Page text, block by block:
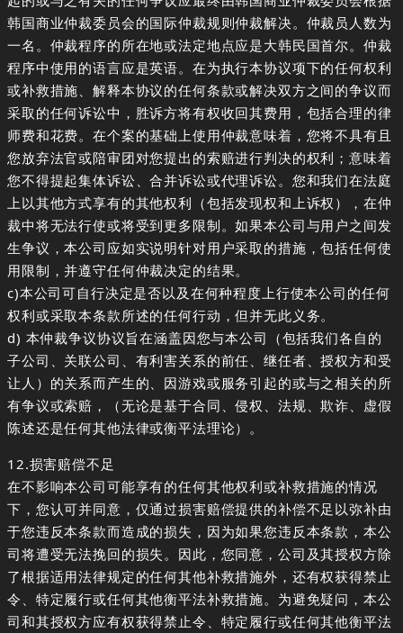
韩国商业仲裁委员会的国际仲裁规则仲裁解决。仲裁员人数为
一名。仲裁程序的所在地或法定地点应是大韩民国首尔。仲裁
程序中使用的语言应是英语。在为执行本协议项下的任何权利
或补救措施、解释本协议的任何条款或解决双方之间的争议而
采取的任何诉讼中，胜诉方将有权收回其费用，包括合理的律
师费和花费。在个案的基础上使用仲裁意味着，您将不具有且
您放弃法官或陪审团对您提出的索赔进行判决的权利；意味着
您不得提起集体诉讼、合并诉讼或代理诉讼。您和我们在法庭
上以其他方式享有的其他权利（包括发现权和上诉权），在仲
裁中将无法行使或将受到更多限制。如果本公司与用户之间发
生争议，本公司应如实说明针对用户采取的措施，包括任何使
用限制，并遵守任何仲裁决定的结果。
c)本公司可自行决定是否以及在何种程度上行使本公司的任何
权利或采取本条款所述的任何行动，但并无此义务。
d) 本仲裁争议协议旨在涵盖因您与本公司（包括我们各自的
子公司、关联公司、有利害关系的前任、继任者、授权方和受
让人）的关系而产生的、因游戏或服务引起的或与之相关的所
有争议或索赔，（无论是基于合同、侵权、法规、欺诈、虚假
陈述还是任何其他法律或衡平法理论）。
12.损害赔偿不足
在不影响本公司可能享有的任何其他权利或补救措施的情况
下，您认可并同意，仅通过损害赔偿提供的补偿不足以弥补由
于您违反本条款而造成的损失，因为如果您违反本条款，本公
司将遭受无法挽回的损失。因此，您同意，公司及其授权方除
了根据适用法律规定的任何其他补救措施外，还有权获得禁止
令、特定履行或任何其他衡平法补救措施。为避免疑问，本公
司和其授权方应有权获得禁止令、特定履行或任何其他衡平法